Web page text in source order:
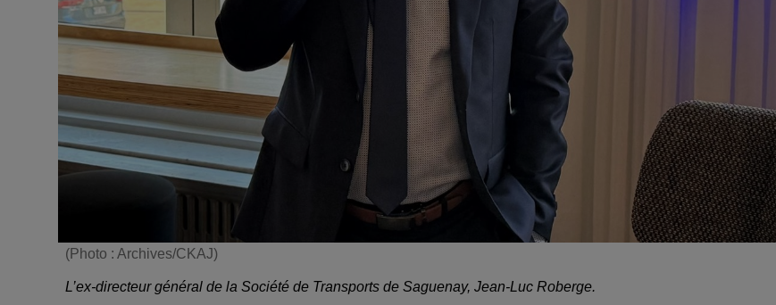
(Photo : Archives/CKAJ)
L’ex-directeur général de la Société de Transports de Saguenay, Jean-Luc Roberge.